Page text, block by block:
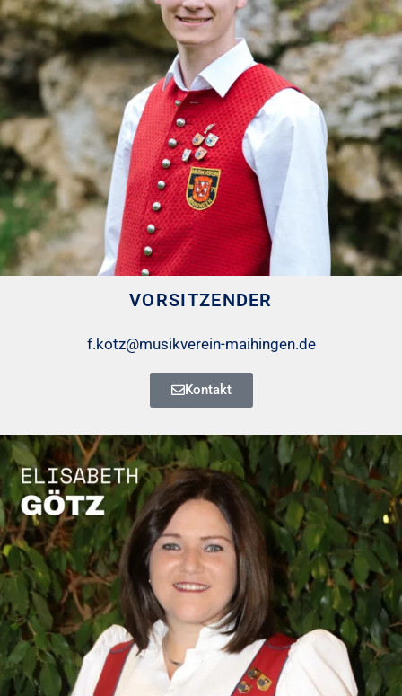
VORSITZENDER
f.kotz@musikverein-maihingen.de
Kontakt